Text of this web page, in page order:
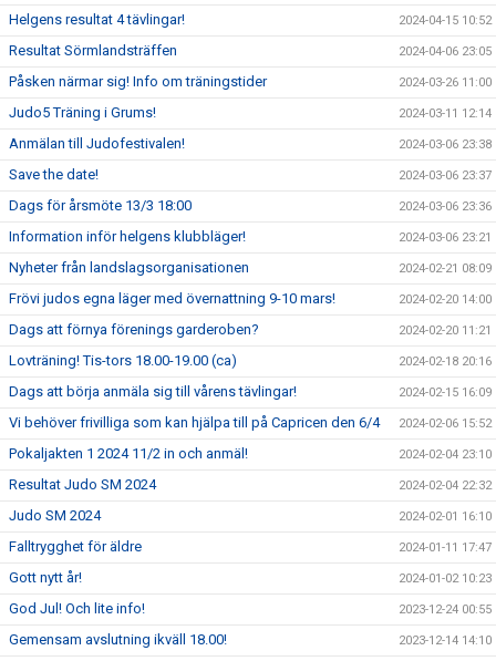
Helgens resultat 4 tävlingar! 2024-04-15 10:52
Resultat Sörmlandsträffen 2024-04-06 23:05
Påsken närmar sig! Info om träningstider 2024-03-26 11:00
Judo5 Träning i Grums! 2024-03-11 12:14
Anmälan till Judofestivalen! 2024-03-06 23:38
Save the date! 2024-03-06 23:37
Dags för årsmöte 13/3 18:00 2024-03-06 23:36
Information inför helgens klubbläger! 2024-03-06 23:21
Nyheter från landslagsorganisationen 2024-02-21 08:09
Frövi judos egna läger med övernattning 9-10 mars! 2024-02-20 14:00
Dags att förnya förenings garderoben? 2024-02-20 11:21
Lovträning! Tis-tors 18.00-19.00 (ca) 2024-02-18 20:16
Dags att börja anmäla sig till vårens tävlingar! 2024-02-15 16:09
Vi behöver frivilliga som kan hjälpa till på Capricen den 6/4 2024-02-06 15:52
Pokaljakten 1 2024 11/2 in och anmäl! 2024-02-04 23:10
Resultat Judo SM 2024 2024-02-04 22:32
Judo SM 2024 2024-02-01 16:10
Falltrygghet för äldre 2024-01-11 17:47
Gott nytt år! 2024-01-02 10:23
God Jul! Och lite info! 2023-12-24 00:55
Gemensam avslutning ikväll 18.00! 2023-12-14 14:10